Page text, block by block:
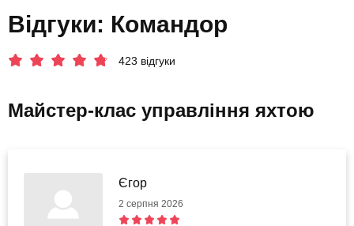
Відгуки: Командор
423 відгуки
Майстер-клас управління яхтою
Єгор
2 серпня 2026